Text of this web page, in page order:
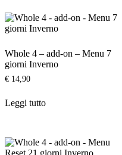
Whole 4 – add-on – Menu 7
giorni Inverno
€ 14,90
Leggi tutto